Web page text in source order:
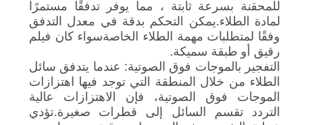
للمحقنة بسرعة ثابتة ، مما يوفر تدفقًا مستمرًا
لمادة الطلاء.يمكن التحكم بدقة في معدل التدفق
وفقًا لمتطلبات مهمة الطلاء الخاصةسواء كان فيلم
رقيق أو طبقة سميكة.
التفجير بالموجات فوق الصوتية: عندما يتدفق سائل
الطلاء من خلال المنطقة التي توجد فيها اهتزازات
الموجات فوق الصوتية، فإن الاهتزازات عالية
التردد تقسم السائل إلى قطرات صغيرة.تؤدي